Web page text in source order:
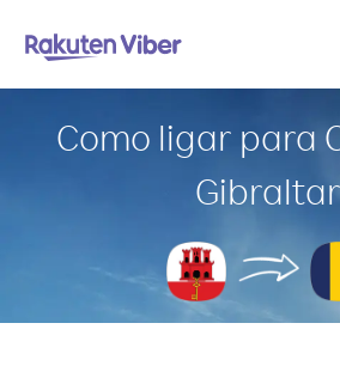
Como ligar para
Gibraltar